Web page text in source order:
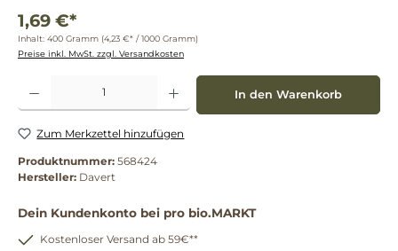
1,69 €*
Inhalt: 400 Gramm (4,23 €* / 1000 Gramm)
Preise inkl. MwSt. zzgl. Versandkosten
Produkt Anzahl: Gib den gewünschten Wert ein oder benutze die Schaltflächen um
In den Warenkorb
Zum Merkzettel hinzufügen
Produktnummer: 568424
Hersteller: Davert
Dein Kundenkonto bei pro bio.MARKT
Kostenloser Versand ab 59€**